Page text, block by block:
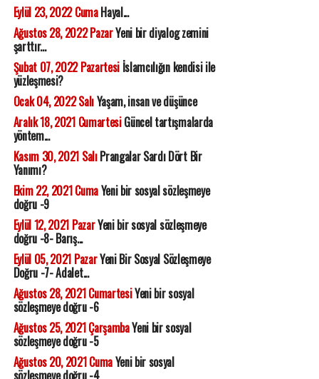
Eylül 23, 2022 CumaHayal...
Ağustos 28, 2022 PazarYeni bir diyalog zemini
şarttır...
Şubat 07, 2022 Pazartesiİslamcılığın kendisi ile
yüzleşmesi?
Ocak 04, 2022 SalıYaşam, insan ve düşünce
Aralık 18, 2021 CumartesiGüncel tartışmalarda
yöntem...
Kasım 30, 2021 SalıPrangalar Sardı Dört Bir
Yanımı?
Ekim 22, 2021 CumaYeni bir sosyal sözleşmeye
doğru -9
Eylül 12, 2021 PazarYeni bir sosyal sözleşmeye
doğru -8- Barış...
Eylül 05, 2021 PazarYeni Bir Sosyal Sözleşmeye
Doğru -7- Adalet...
Ağustos 28, 2021 CumartesiYeni bir sosyal
sözleşmeye doğru -6
Ağustos 25, 2021 ÇarşambaYeni bir sosyal
sözleşmeye doğru -5
Ağustos 20, 2021 CumaYeni bir sosyal
sözleşmeye doğru -4